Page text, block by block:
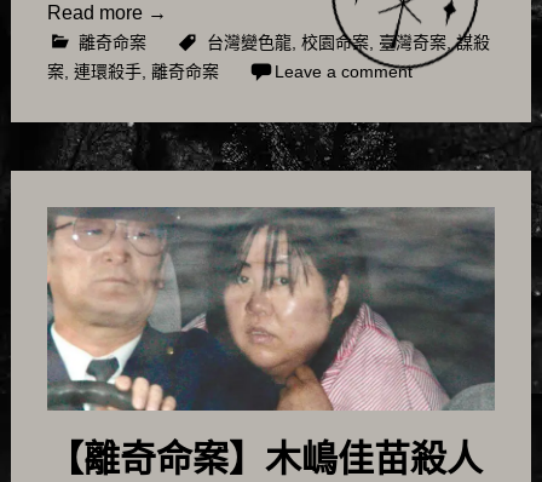
Read more →
離奇命案 台灣變色龍, 校園命案, 臺灣奇案,謀殺
案, 連環殺手, 離奇命案 Leave a comment
【離奇命案】木嶋佳苗殺人